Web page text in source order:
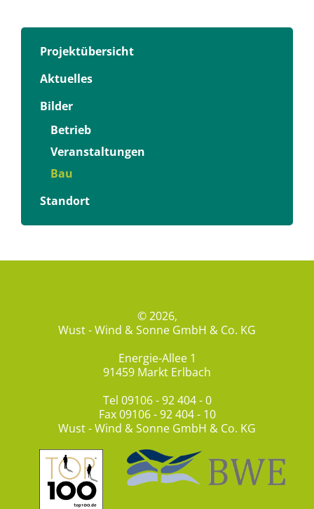
Projektübersicht
Aktuelles
Bilder
Betrieb
Veranstaltungen
Bau
Standort
© 2026,
Wust - Wind & Sonne GmbH & Co. KG
Energie-Allee 1
91459 Markt Erlbach
Tel 09106 - 92 404 - 0
Fax 09106 - 92 404 - 10
Wust - Wind & Sonne GmbH & Co. KG